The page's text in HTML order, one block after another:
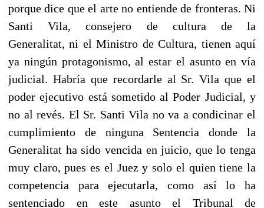
porque dice que el arte no entiende de fronteras. Ni
Santi Vila, consejero de cultura de la
Generalitat, ni el Ministro de Cultura, tienen aquí
ya ningún protagonismo, al estar el asunto en vía
judicial. Habría que recordarle al Sr. Vila que el
poder ejecutivo está sometido al Poder Judicial, y
no al revés. El Sr. Santi Vila no va a condicinar el
cumplimiento de ninguna Sentencia donde la
Generalitat ha sido vencida en juicio, que lo tenga
muy claro, pues es el Juez y solo el quien tiene la
competencia para ejecutarla, como así lo ha
sentenciado en este asunto el Tribunal de